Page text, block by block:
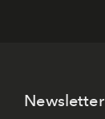
Newsletter